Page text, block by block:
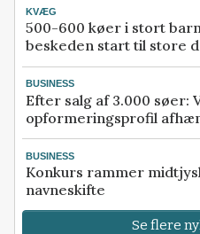
KVÆG
500-600 køer i stort
beskeden start til store
BUSINESS
Efter salg af 3.000 søer:
opformeringsprofil
BUSINESS
Konkurs rammer
navneskifte
Se flere